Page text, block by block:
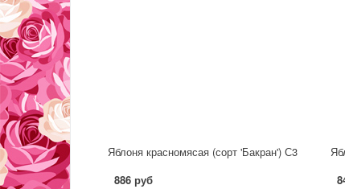
Яблоня красномясая (сорт 'Бакран') С3
886 руб